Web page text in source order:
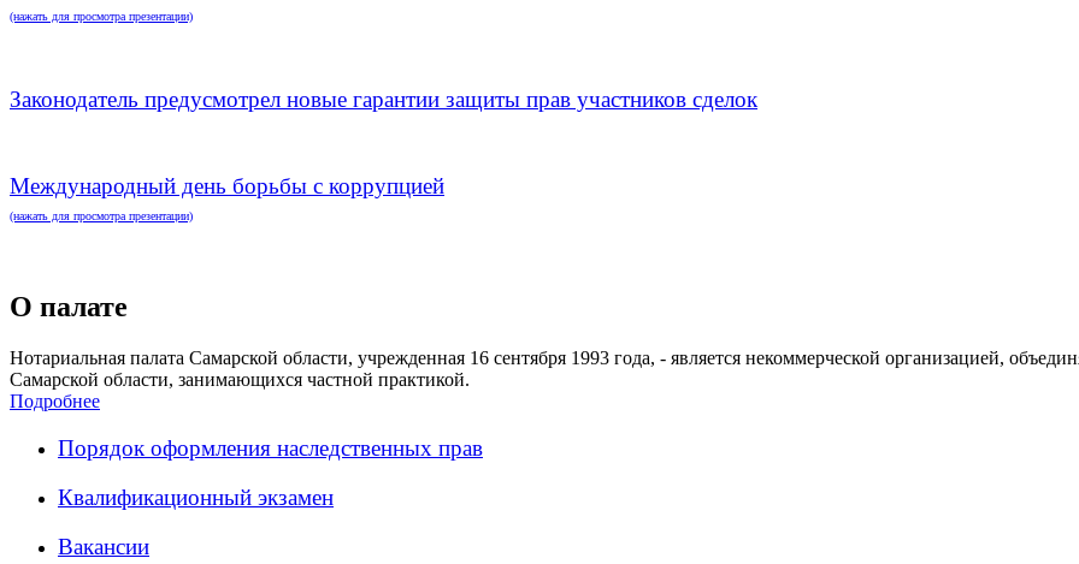
(нажать для просмотра презентации)
Законодатель предусмотрел новые гарантии защиты прав участников сделок
Международный день борьбы с коррупцией
(нажать для просмотра презентации)
О палате
Нотариальная палата Самарской области, учрежденная 16 сентября 1993 года, - является некоммерческой организацией,
Самарской области, занимающихся частной практикой.
Подробнее
Порядок оформления наследственных прав
Квалификационный экзамен
Вакансии